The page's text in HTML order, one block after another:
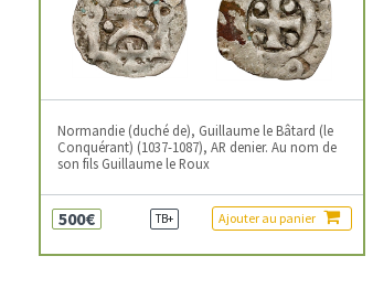
Normandie (duché de), Guillaume le Bâtard (le
Conquérant) (1037-1087), AR denier. Au nom de
son fils Guillaume le Roux
500€ TB+ Ajouter au panier